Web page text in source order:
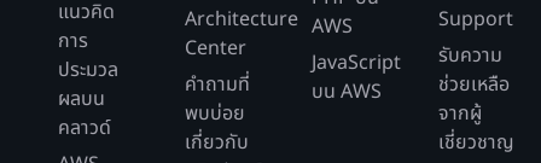
แนวคิด
การ
ประมวล
ผลบน
คลาวด์
Architecture
Center
คำถามที่
พบบ่อย
เกี่ยวกับ
AWS
JavaScript
บน AWS
Support
รับความ
ช่วยเหลือ
จากผู้
เชี่ยวชาญ